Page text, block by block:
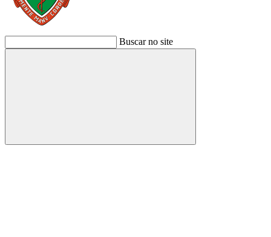
Buscar no site
Buscar